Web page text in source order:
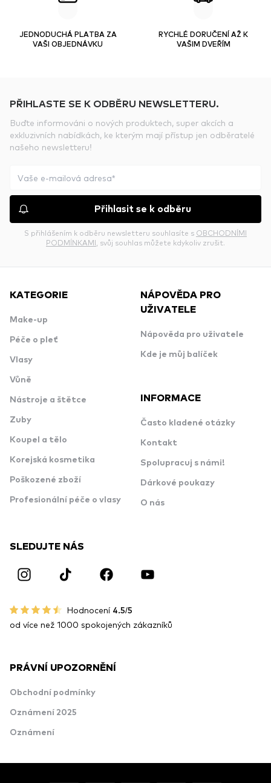
JEDNODUCHÁ PLATBA ZA
VAŠI OBJEDNÁVKU
RYCHLÉ DORUČENÍ AŽ K
VAŠIM DVEŘÍM
PŘIHLASTE SE K ODBĚRU NEWSLETTERU.
Buďte informováni o nových produktech, super akcích a
exkluzivních nabídkách, ke kterým mají přístup jen odběratelé
našeho newsletteru!
Přihlasit se k odběru
S přihlášením k odběru newsletteru souhlasíte s OBCHODNÍMI
PODMÍNKAMI , svůj souhlas můžete kdykoliv zrušit.
KATEGORIE
Make-up
Péče o pleť
Vlasy
Vůně
Nástroje a štětce
Zuby
Koupel a tělo
Korejská kosmetika
Poškozené zboží
Profesionální péče o vlasy
NÁPOVĚDA PRO
UŽIVATELE
Nápověda pro uživatele
Kde je můj balíček
INFORMACE
Často kladené otázky
Kontakt
Spolupracuj s námi!
Dárkové poukazy
O nás
SLEDUJTE NÁS
Hodnocení 4.5/5
od více než 1000 spokojených zákazníků
PRÁVNÍ UPOZORNĚNÍ
Obchodní podmínky
Oznámení 2025
Oznámení